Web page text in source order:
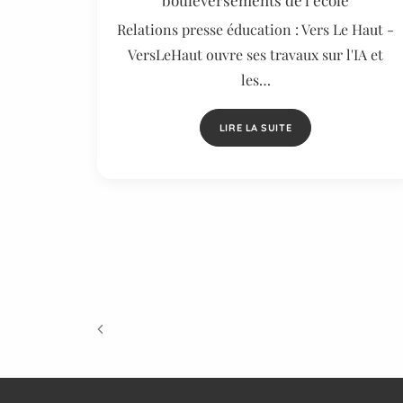
Relations presse éducation : Vers Le Haut -
VersLeHaut ouvre ses travaux sur l'IA et
les…
LIRE LA SUITE